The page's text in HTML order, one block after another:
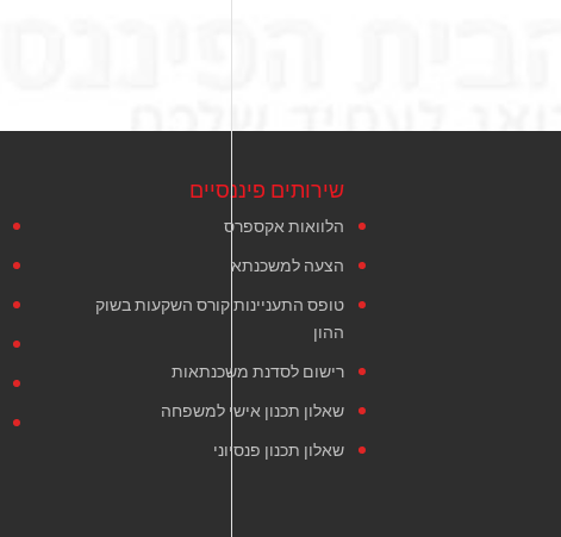
שירותים פיננסיים
הלוואות אקספרס
הצעה למשכנתא
טופס התעניינות קורס השקעות בשוק
ההון
רישום לסדנת משכנתאות
שאלון תכנון אישי למשפחה
שאלון תכנון פנסיוני